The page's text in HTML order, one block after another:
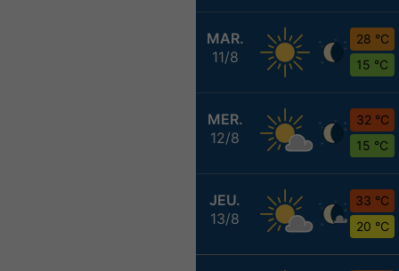
MAR.
11/8
28 °C
15 °C
MER.
12/8
32 °C
15 °C
JEU.
13/8
33 °C
20 °C